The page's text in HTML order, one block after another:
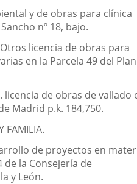
y de obras para clínica
nº 18, bajo.
licencia de obras para
en la Parcela 49 del Plan
licencia de obras de vallado
Madrid p.k. 184,750.
FAMILIA.
de proyectos en
la Consejería de
y León.